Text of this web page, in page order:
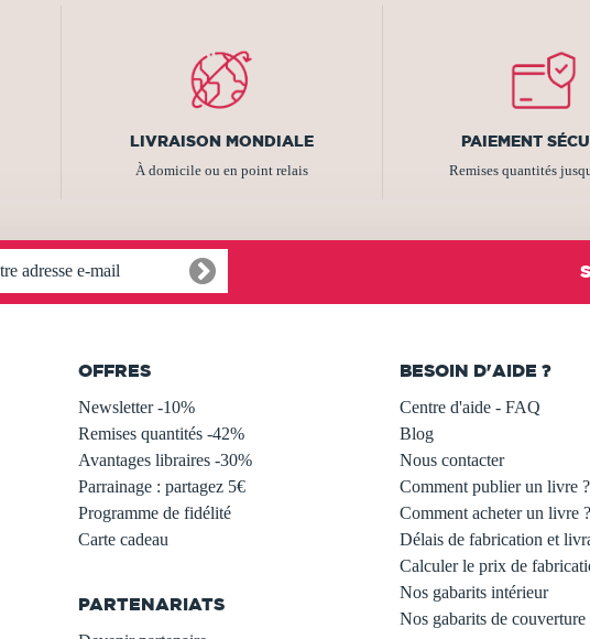
LIVRAISON MONDIALE
À domicile ou en point relais
PAIEMENT
Remises quantités
OFFRES
Newsletter -10%
Remises quantités -42%
Avantages libraires -30%
Parrainage : partagez 5€
Programme de fidélité
Carte cadeau
PARTENARIATS
BESOIN D'AIDE ?
Centre d'aide - FAQ
Blog
Nous contacter
Comment publier un livre ?
Comment acheter un livre ?
Délais de fabrication et
Calculer le prix de
Nos gabarits intérieur
Nos gabarits de couverture